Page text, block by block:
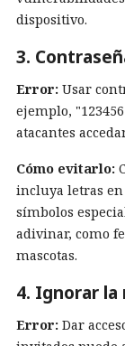
dispositivo.
3.
Error: Usar
ejemplo,
atacantes
Cómo evitarlo:
incluya letras
símbolos
adivinar, como
mascotas.
4. Ignorar
Error: Dar